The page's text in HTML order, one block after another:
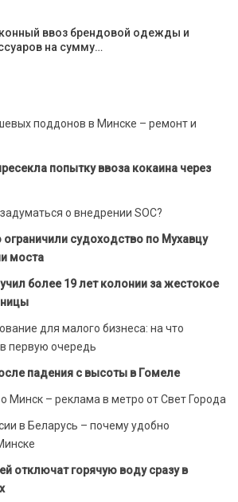
ввоз брендовой одежды и
на сумму…
поддонов в Минске – ремонт и
попытку ввоза кокаина через
о внедрении SOC?
ограничили судоходство по Мухавцу
моста
более 19 лет колонии за жестокое
для малого бизнеса: на что
первую очередь
падения с высоты в Гомеле
Минск – реклама в метро от Свет Города
в Беларусь – почему удобно
отключат горячую воду сразу в